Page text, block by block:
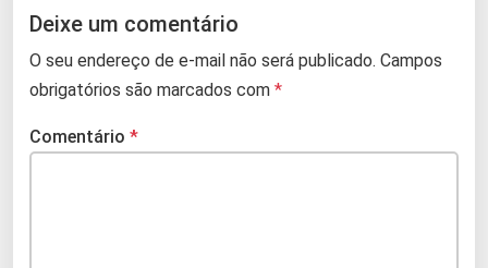
Deixe um comentário
O seu endereço de e-mail não será publicado. Campos
obrigatórios são marcados com *
Comentário *